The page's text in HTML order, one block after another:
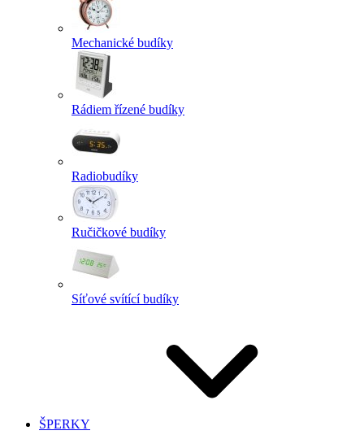
Mechanické budíky
Rádiem řízené budíky
Radiobudíky
Ručičkové budíky
Síťové svítící budíky
ŠPERKY